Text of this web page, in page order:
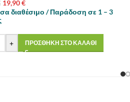
19,90€
διαθέσιμο / Παράδοση σε 1 – 3
+ ΠΡΟΣΘΗΚΗ ΣΤΟ ΚΑΛΑΘΙ